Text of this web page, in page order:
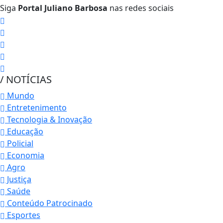
Siga Portal Juliano Barbosa nas redes sociais
/ NOTÍCIAS
Mundo
Entretenimento
Tecnologia & Inovação
Educação
Policial
Economia
Agro
Justiça
Saúde
Conteúdo Patrocinado
Esportes